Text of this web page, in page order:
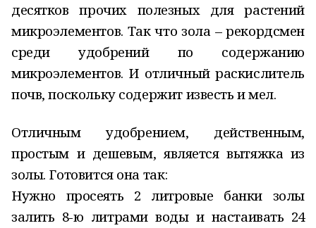
десятков прочих полезных для растений
микроэлементов. Так что зола – рекордсмен
среди удобрений по содержанию
микроэлементов. И отличный раскислитель
почв, поскольку содержит известь и мел.
Отличным удобрением, действенным,
простым и дешевым, является вытяжка из
золы. Готовится она так:
Нужно просеять 2 литровые банки золы
залить 8-ю литрами воды и настаивать 24